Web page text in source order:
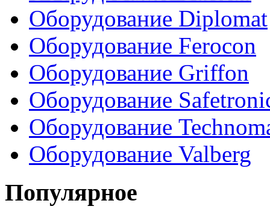
Оборудование Diplomat
Оборудование Ferocon
Оборудование Griffon
Оборудование
Оборудование
Оборудование Valberg
Популярное